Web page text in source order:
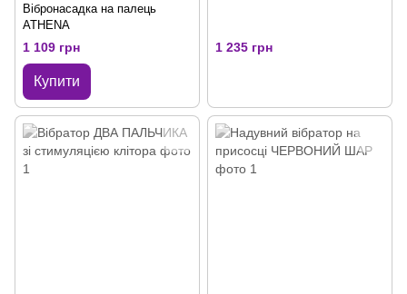
Вібронасадка на палець
ATHENA
1 109 грн
Купити
1 235 грн